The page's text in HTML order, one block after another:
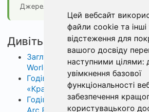
Цей вебсайт
файли cookie та інші
відстеження для
вашого досвіду
наступними цілями:
увімкнення базової
функціональності
забезпечення
користувацького
Джерело: Serhiienko Fishing —
Дивіться також
Заглушка для фідерної
World4Carp, 33×40 мм
Годівниця флет World4Carp Flat
«Крапля», 33×80 мм, 120 г
Годівниця метод World4Carp
Arc Flat S, 28x75 мм, 120 г